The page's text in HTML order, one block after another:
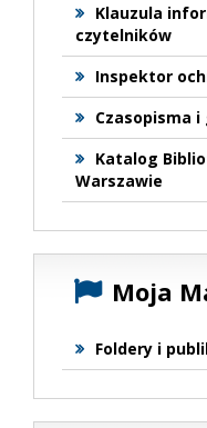
Klauzula
czytelników
Inspektor
Czasopisma
Katalog
Warszawie
Moja
Foldery i